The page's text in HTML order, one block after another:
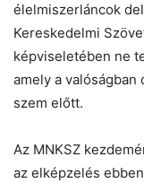
élelmiszerláncok
Kereskedelmi
képviseleté­ben ne
amely a
szem előtt.
Az MNKSZ
az elképzelés